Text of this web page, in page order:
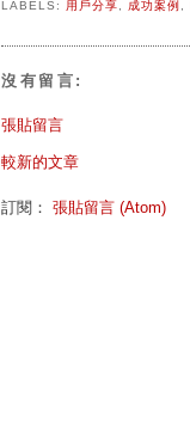
LABELS: 用戶分享, 成功案例 ,
沒有留言:
張貼留言
較新的文章
訂閱： 張貼留言 (Atom)